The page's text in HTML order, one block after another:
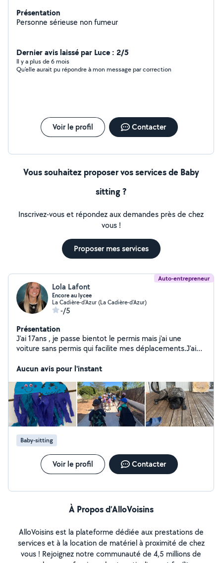
Présentation
Personne sérieuse non fumeur
Dernier avis laissé par Luce : 2/5
Il y a plus de 6 mois
Qu'elle aurait pu répondre à mon message par correction
Voir le profil Contacter
Vous souhaitez proposer vos services de Baby
sitting ?
Inscrivez-vous et répondez aux demandes près de chez
vous !
Proposer mes services
Auto-entrepreneur
Lola Lafont
Encore au lycee
La Cadière-d'Azur (La Cadière-d'Azur)
-/5
Présentation
J'ai 17ans , je passe bientot le permis mais j'ai une
voiture sans permis qui facilite mes déplacements.J'ai
j'adore rendre service
Aucun avis pour l'instant
Baby-sitting
Voir le profil Contacter
À Propos d’AlloVoisins
AlloVoisins est la plateforme dédiée aux prestations de
services et à la location de matériel à proximité de chez
vous ! Rejoignez notre communauté de 4,5 millions de